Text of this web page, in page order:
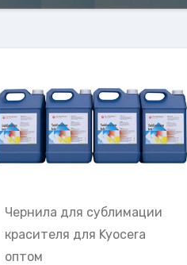
Чернила для сублимации
красителя для Kyocera
оптом